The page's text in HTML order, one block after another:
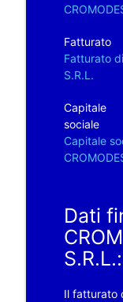
Fatturato
Fatturato
S.R.L.
Capitale
sociale
Capitale
Dati
S.R.L.:
Il fatturato